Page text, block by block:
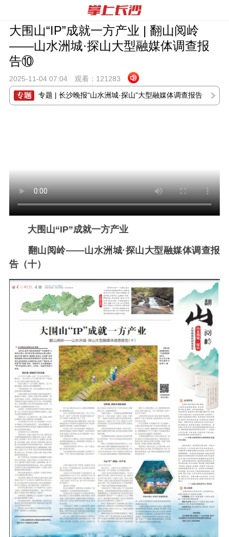
大围山“IP”成就一方产业 | 翻山阅岭
——山水洲城·探山大型融媒体调查报
告⑩
2025-11-04 07:04 观看： 121283
专题 | 长沙晚报“山水洲城·探山”大型融媒体调查报告
大围山“IP”成就一方产业
翻山阅岭——山水洲城·探山大型融媒体调查报
告（十）